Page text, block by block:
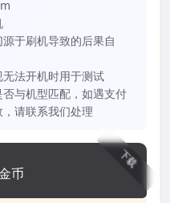
于刷机导致的后果自
法开机时用于测试
与机型匹配，如遇支付
请联系我们处理
下载
币